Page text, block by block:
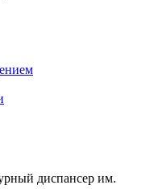
диспансер им.